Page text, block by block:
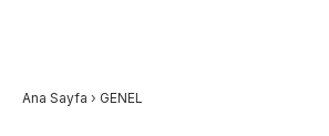
Ana Sayfa › GENEL